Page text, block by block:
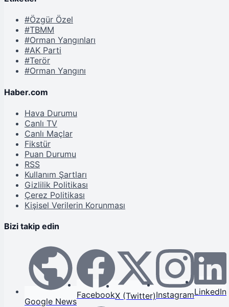
#Özgür Özel
#TBMM
#Orman Yangınları
#AK Parti
#Terör
#Orman Yangını
Haber.com
Hava Durumu
Canlı TV
Canlı Maçlar
Fikstür
Puan Durumu
RSS
Kullanım Şartları
Gizlilik Politikası
Çerez Politikası
Kişisel Verilerin Korunması
Bizi takip edin
Google News
FacebookX (Twitter)InstagramLinkedIn